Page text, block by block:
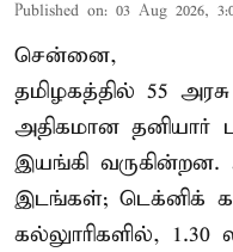
Published on: 03 Aug 2026,
சென்னை,
தமிழகத்தில் 55
அதிகமான தனியார்
இயங்கி வருகின்றன.
இடங்கள்; டெக்னிக்
கல்லுாரிகளில்,